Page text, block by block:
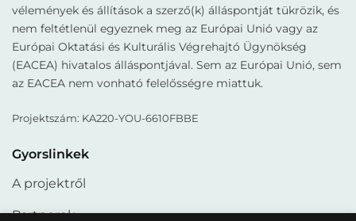
vélemények és állítások a szerző(k) álláspontját tükrözik, és
nem feltétlenül egyeznek meg az Európai Unió vagy az
Európai Oktatási és Kulturális Végrehajtó Ügynökség
(EACEA) hivatalos álláspontjával. Sem az Európai Unió, sem
az EACEA nem vonható felelősségre miattuk.
Projektszám: KA220-YOU-6610FBBE
Gyorslinkek
A projektről
Partnerek